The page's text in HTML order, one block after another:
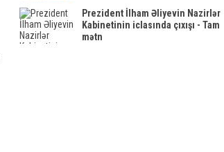
Prezident İlham Əliyevin Nazirlər
Kabinetinin iclasında çıxışı - Tam
mətn